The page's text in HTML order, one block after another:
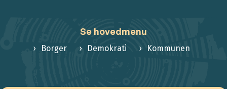
Se hovedmenu
Borger Demokrati Kommunen